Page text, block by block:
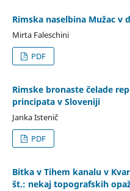
Rimska naselbina Mužac v
Mirta Faleschini
PDF
Rimske bronaste čelade
principata v Sloveniji
Janka Istenič
PDF
Bitka v Tihem kanalu v
št.: nekaj topografskih